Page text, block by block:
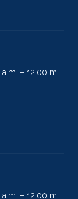
– 12:00 m.
– 12:00 m.